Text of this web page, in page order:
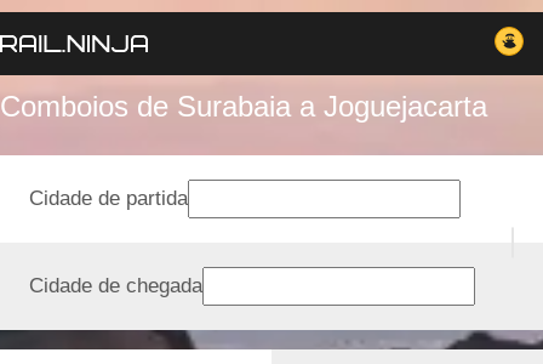
Comboios de Surabaia a Joguejacarta
Cidade de partida
Cidade de chegada